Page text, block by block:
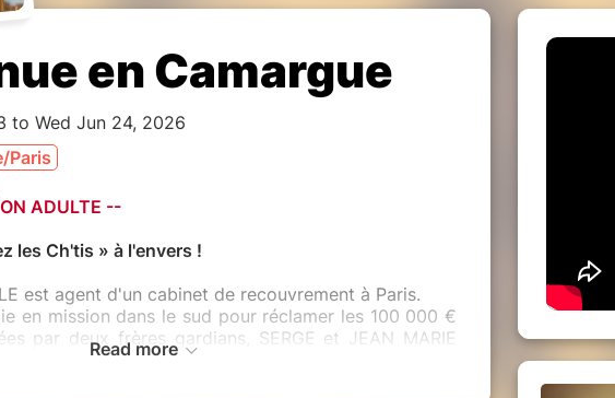
en Camargue
to Wed Jun 24, 2026
Paris
ADULTE --
les Ch'tis » à l'envers !
est agent d'un cabinet de recouvrement à Paris.
en mission dans le sud pour réclamer les 100 000 €
par deux frères gardians, SERGE et JEAN MARIE
d'une Manade (ferme provencale), perdue au fin
Read more